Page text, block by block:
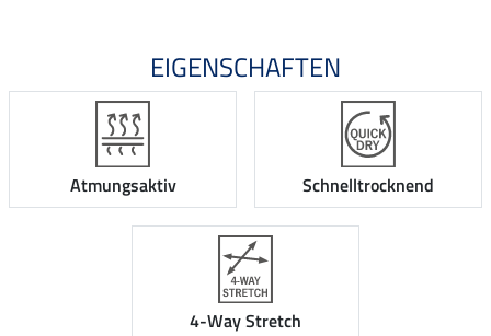
EIGENSCHAFTEN
Atmungsaktiv Schnelltrocknend
4-Way Stretch